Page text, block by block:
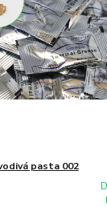
pasta 002